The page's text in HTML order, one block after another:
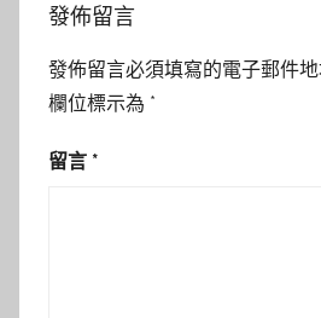
發佈留言
發佈留言必須填寫的電子郵件地
欄位標示為 *
留言 *